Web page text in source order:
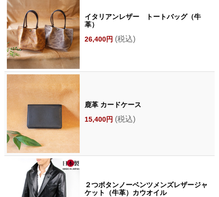
イタリアンレザー トートバッグ（牛
革）
26,400円 (税込)
鹿革 カードケース
15,400円 (税込)
２つボタンノーベンツメンズレザージャ
ケット（牛革）カウオイル